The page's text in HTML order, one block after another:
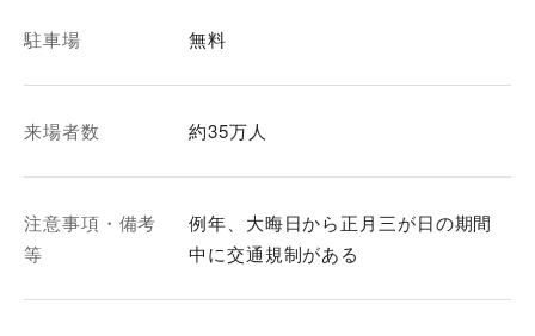
駐車場 無料
来場者数 約35万人
注意事項・備考
等
例年、大晦日から正月三が日の期間
中に交通規制がある